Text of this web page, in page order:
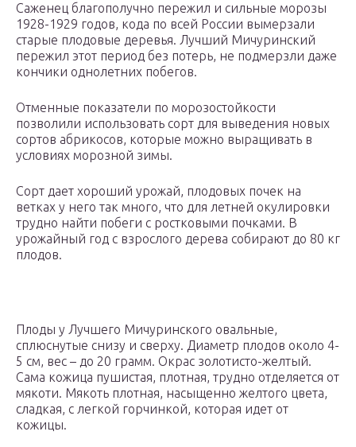
Саженец благополучно пережил и сильные морозы
1928-1929 годов, кода по всей России вымерзали
старые плодовые деревья. Лучший Мичуринский
пережил этот период без потерь, не подмерзли даже
кончики однолетних побегов.
Отменные показатели по морозостойкости
позволили использовать сорт для выведения новых
сортов абрикосов, которые можно выращивать в
условиях морозной зимы.
Сорт дает хороший урожай, плодовых почек на
ветках у него так много, что для летней окулировки
трудно найти побеги с ростковыми почками. В
урожайный год с взрослого дерева собирают до 80 кг
плодов.
Плоды у Лучшего Мичуринского овальные,
сплюснутые снизу и сверху. Диаметр плодов около 4-
5 см, вес – до 20 грамм. Окрас золотисто-желтый.
Сама кожица пушистая, плотная, трудно отделяется от
мякоти. Мякоть плотная, насыщенно желтого цвета,
сладкая, с легкой горчинкой, которая идет от
кожицы.